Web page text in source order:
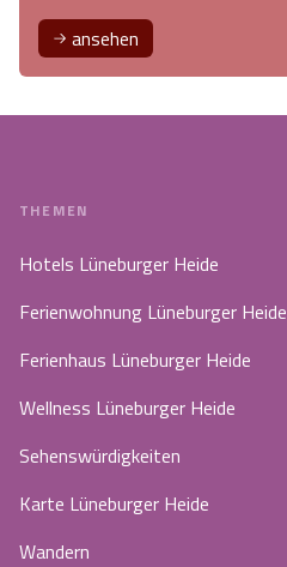
ansehen
THEMEN
Hotels Lüneburger Heide
Ferienwohnung Lüneburger Heide
Ferienhaus Lüneburger Heide
Wellness Lüneburger Heide
Sehenswürdigkeiten
Karte Lüneburger Heide
Wandern